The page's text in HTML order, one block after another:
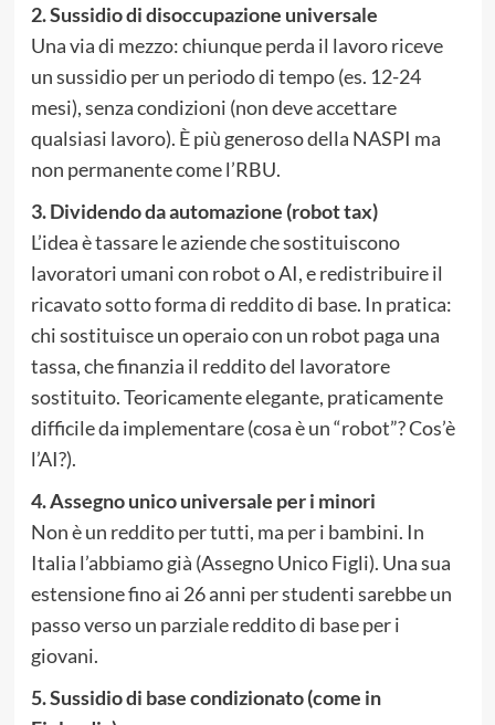
2. Sussidio di disoccupazione universale
Una via di mezzo: chiunque perda il lavoro riceve
un sussidio per un periodo di tempo (es. 12-24
mesi), senza condizioni (non deve accettare
qualsiasi lavoro). È più generoso della NASPI ma
non permanente come l’RBU.
3. Dividendo da automazione (robot tax)
L’idea è tassare le aziende che sostituiscono
lavoratori umani con robot o AI, e redistribuire il
ricavato sotto forma di reddito di base. In pratica:
chi sostituisce un operaio con un robot paga una
tassa, che finanzia il reddito del lavoratore
sostituito. Teoricamente elegante, praticamente
difficile da implementare (cosa è un “robot”? Cos’è
l’AI?).
4. Assegno unico universale per i minori
Non è un reddito per tutti, ma per i bambini. In
Italia l’abbiamo già (Assegno Unico Figli). Una sua
estensione fino ai 26 anni per studenti sarebbe un
passo verso un parziale reddito di base per i
giovani.
5. Sussidio di base condizionato (come in